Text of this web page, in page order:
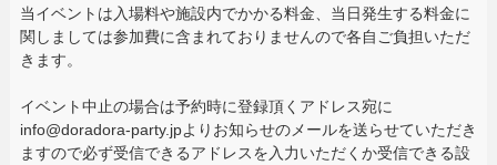
当イベントは入場料や施設内でかかる料金、当日発生する料金に
関しましては参加費に含まれておりませんので各自ご負担いただ
きます。
イベント中止の場合は予約時に登録頂くアドレス宛に
info@doradora-party.jpよりお知らせのメールを送らせていただき
ますので必ず受信できるアドレスを入力いただくか受信できる設